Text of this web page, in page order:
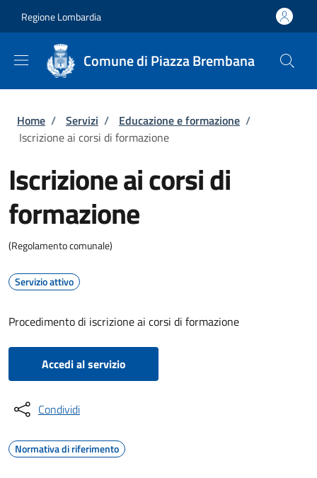
Regione Lombardia
Comune di Piazza Brembana
Briciole di pane
Home / Servizi / Educazione e formazione /
Iscrizione ai corsi di formazione
Iscrizione ai corsi di
formazione
(Regolamento comunale)
Servizio attivo
Procedimento di iscrizione ai corsi di formazione
Accedi al servizio
Condividi
Normativa di riferimento